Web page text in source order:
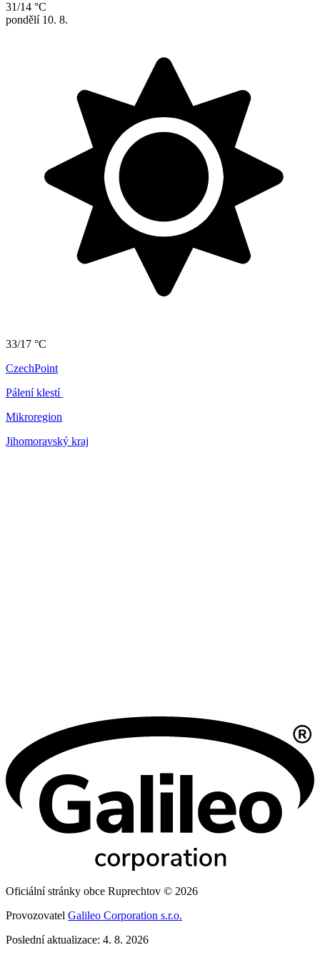
31/14 °C
pondělí 10. 8.
33/17 °C
CzechPoint
Pálení klestí
Mikroregion
Jihomoravský kraj
Oficiální stránky obce Ruprechtov © 2026
Provozovatel Galileo Corporation s.r.o.
Poslední aktualizace: 4. 8. 2026